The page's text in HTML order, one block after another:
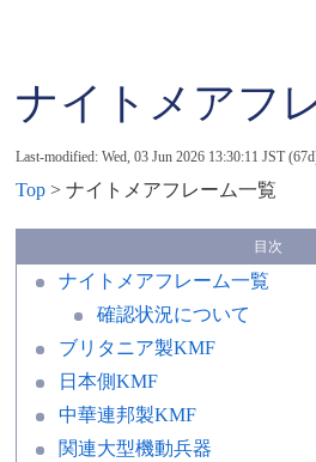
ナイトメアフ
Last-modified: Wed, 03 Jun 2026 13:30:11 JST
Top > ナイトメアフレーム一覧
ナイトメアフレーム一覧
確認状況について
ブリタニア製KMF
日本側KMF
中華連邦製KMF
関連大型機動兵器